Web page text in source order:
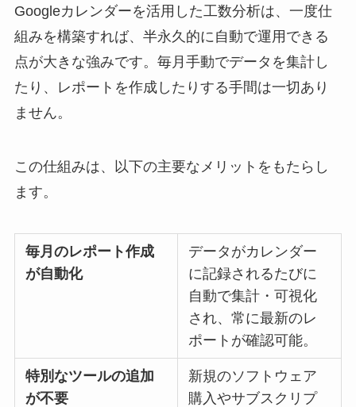
Googleカレンダーを活用した工数分析は、一度仕
組みを構築すれば、半永久的に自動で運用できる
点が大きな強みです。毎月手動でデータを集計し
たり、レポートを作成したりする手間は一切あり
ません。
この仕組みは、以下の主要なメリットをもたらし
ます。
毎月のレポート作成
が自動化
データがカレンダー
に記録されるたびに
自動で集計・可視化
され、常に最新のレ
ポートが確認可能。
特別なツールの追加
が不要
新規のソフトウェア
購入やサブスクリプ